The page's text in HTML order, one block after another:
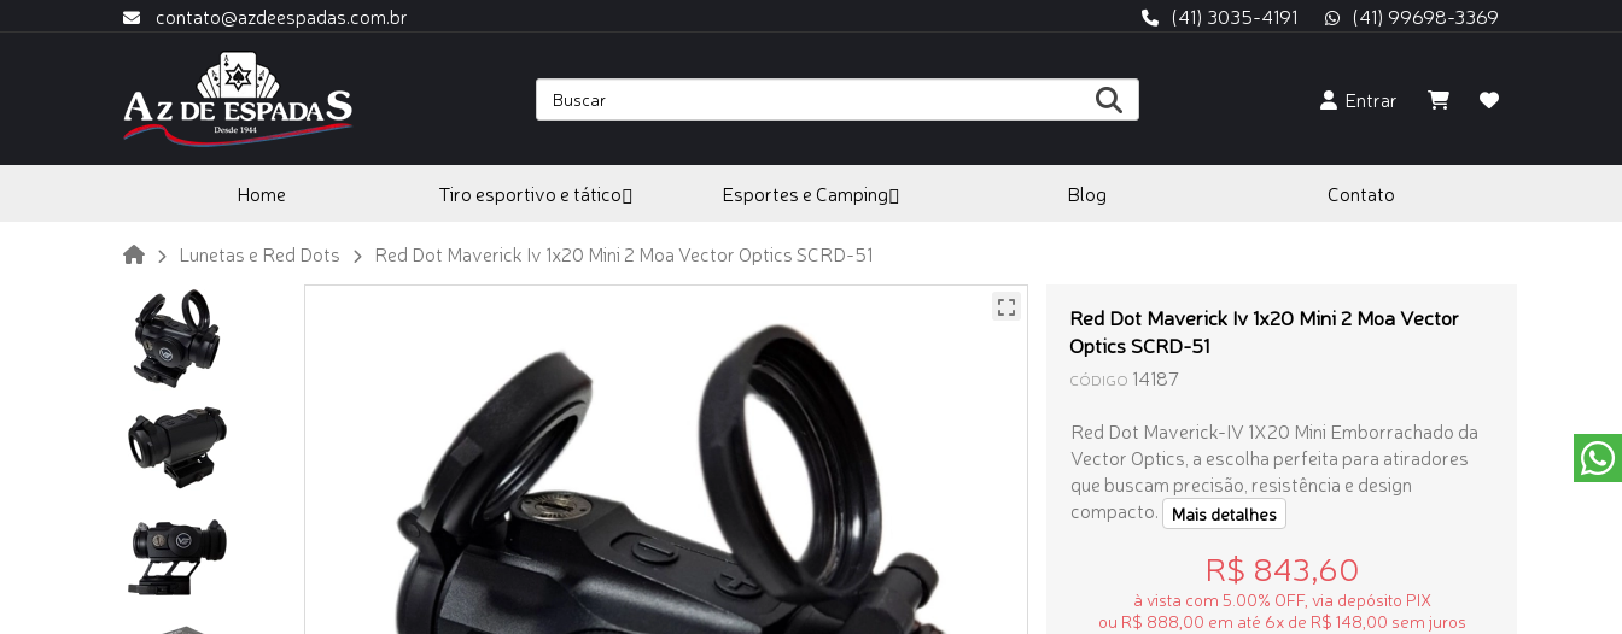
contato@azdeespadas.com.br (41) 3035-4191 (41) 99698-3369
Entrar
Home Tiro esportivo e tático Esportes e Camping Blog Contato
Lunetas e Red Dots Red Dot Maverick Iv 1x20 Mini 2 Moa Vector Optics SCRD-51
Red Dot Maverick Iv 1x20 Mini 2 Moa Vector
Optics SCRD-51
CÓDIGO 14187
Red Dot Maverick-IV 1X20 Mini Emborrachado da
Vector Optics, a escolha perfeita para atiradores
que buscam precisão, resistência e design
compacto.
Mais detalhes
R$ 843,60
à vista com 5.00% OFF, via depósito PIX
ou R$ 888,00 em até 6x de R$ 148,00 sem juros